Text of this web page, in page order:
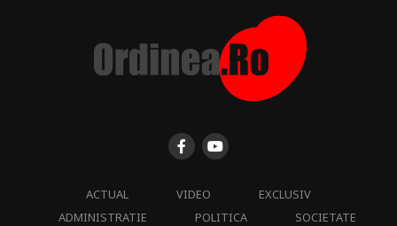
ACTUAL VIDEO
EXCLUSIV
ADMINISTRATIE
POLITICA
SOCIETATE